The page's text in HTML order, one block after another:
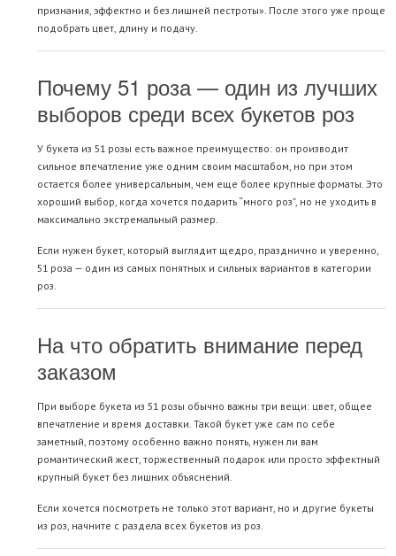
признания, эффектно и без лишней пестроты». После этого уже проще
подобрать цвет, длину и подачу.
Почему 51 роза — один из лучших
выборов среди всех букетов роз
У букета из 51 розы есть важное преимущество: он производит
сильное впечатление уже одним своим масштабом, но при этом
остается более универсальным, чем еще более крупные форматы. Это
хороший выбор, когда хочется подарить “много роз”, но не уходить в
максимально экстремальный размер.
Если нужен букет, который выглядит щедро, празднично и уверенно,
51 роза — один из самых понятных и сильных вариантов в категории
роз.
На что обратить внимание перед
заказом
При выборе букета из 51 розы обычно важны три вещи: цвет, общее
впечатление и время доставки. Такой букет уже сам по себе
заметный, поэтому особенно важно понять, нужен ли вам
романтический жест, торжественный подарок или просто эффектный
крупный букет без лишних объяснений.
Если хочется посмотреть не только этот вариант, но и другие букеты
из роз, начните с раздела всех букетов из роз